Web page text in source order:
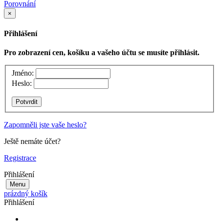
Porovnání
×
Přihlášení
Pro zobrazení cen, košíku a vašeho účtu se musíte přihlásit.
Jméno:
Heslo:
Zapomněli jste vaše heslo?
Ještě nemáte účet?
Registrace
Přihlášení
Menu
prázdný košík
Přihlášení